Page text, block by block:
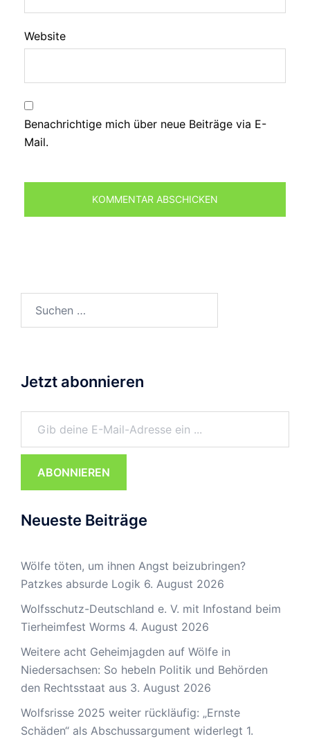
Website
Benachrichtige mich über neue Beiträge via E-
Mail.
Jetzt abonnieren
Gib deine E-Mail-Adresse ein ...
ABONNIEREN
Neueste Beiträge
Wölfe töten, um ihnen Angst beizubringen?
Patzkes absurde Logik 6. August 2026
Wolfsschutz-Deutschland e. V. mit Infostand beim
Tierheimfest Worms 4. August 2026
Weitere acht Geheimjagden auf Wölfe in
Niedersachsen: So hebeln Politik und Behörden
den Rechtsstaat aus 3. August 2026
Wolfsrisse 2025 weiter rückläufig: „Ernste
Schäden“ als Abschussargument widerlegt 1.